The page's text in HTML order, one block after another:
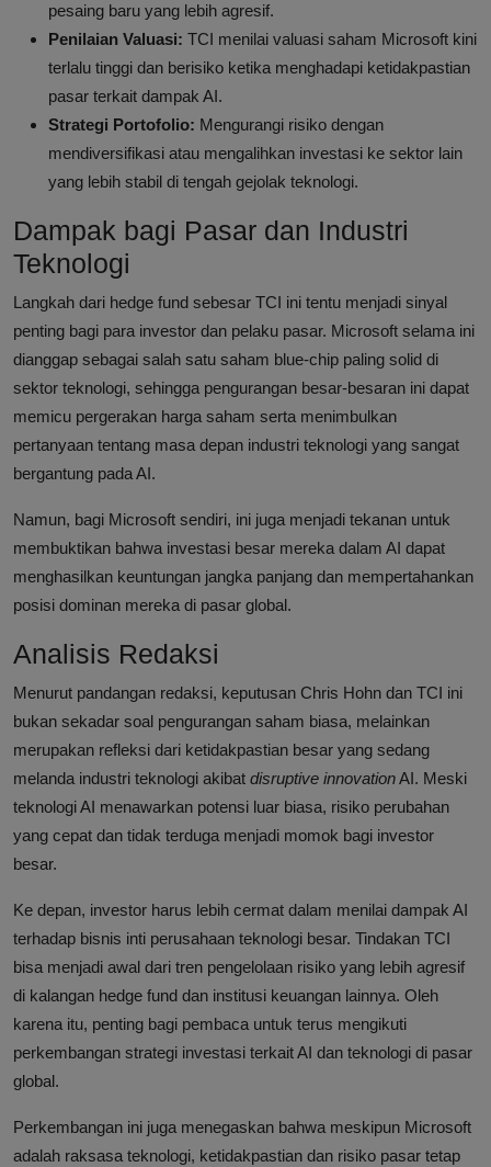
pesaing baru yang lebih agresif.
Penilaian Valuasi: TCI menilai valuasi saham Microsoft kini
terlalu tinggi dan berisiko ketika menghadapi ketidakpastian
pasar terkait dampak AI.
Strategi Portofolio: Mengurangi risiko dengan
mendiversifikasi atau mengalihkan investasi ke sektor lain
yang lebih stabil di tengah gejolak teknologi.
Dampak bagi Pasar dan Industri
Teknologi
Langkah dari hedge fund sebesar TCI ini tentu menjadi sinyal
penting bagi para investor dan pelaku pasar. Microsoft selama ini
dianggap sebagai salah satu saham blue-chip paling solid di
sektor teknologi, sehingga pengurangan besar-besaran ini dapat
memicu pergerakan harga saham serta menimbulkan
pertanyaan tentang masa depan industri teknologi yang sangat
bergantung pada AI.
Namun, bagi Microsoft sendiri, ini juga menjadi tekanan untuk
membuktikan bahwa investasi besar mereka dalam AI dapat
menghasilkan keuntungan jangka panjang dan mempertahankan
posisi dominan mereka di pasar global.
Analisis Redaksi
Menurut pandangan redaksi, keputusan Chris Hohn dan TCI ini
bukan sekadar soal pengurangan saham biasa, melainkan
merupakan refleksi dari ketidakpastian besar yang sedang
melanda industri teknologi akibat disruptive innovationAI. Meski
teknologi AI menawarkan potensi luar biasa, risiko perubahan
yang cepat dan tidak terduga menjadi momok bagi investor
besar.
Ke depan, investor harus lebih cermat dalam menilai dampak AI
terhadap bisnis inti perusahaan teknologi besar. Tindakan TCI
bisa menjadi awal dari tren pengelolaan risiko yang lebih agresif
di kalangan hedge fund dan institusi keuangan lainnya. Oleh
karena itu, penting bagi pembaca untuk terus mengikuti
perkembangan strategi investasi terkait AI dan teknologi di pasar
global.
Perkembangan ini juga menegaskan bahwa meskipun Microsoft
adalah raksasa teknologi, ketidakpastian dan risiko pasar tetap